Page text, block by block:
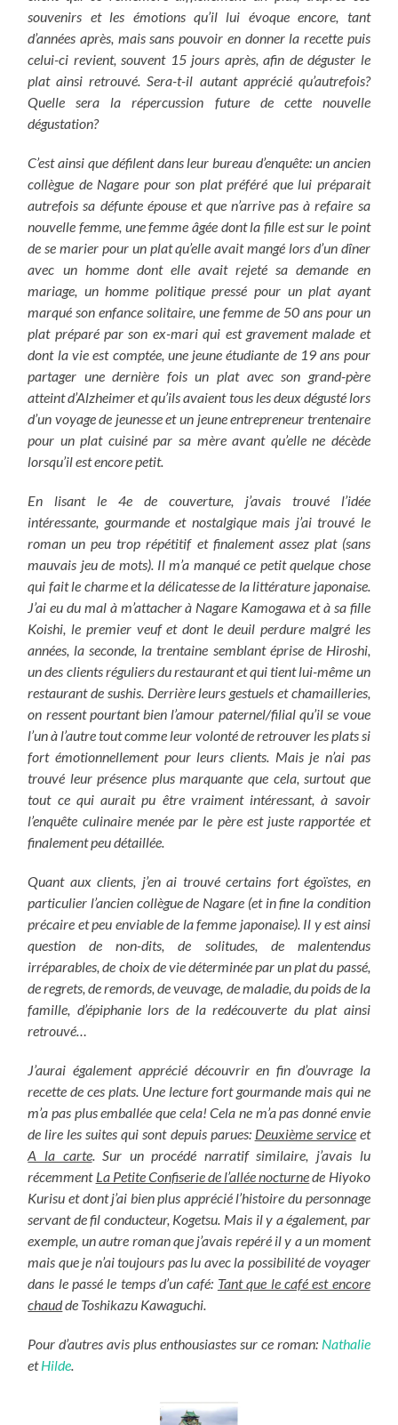
souvenirs et les émotions qu’il lui évoque encore, tant
d’années après, mais sans pouvoir en donner la recette puis
celui-ci revient, souvent 15 jours après, afin de déguster le
plat ainsi retrouvé. Sera-t-il autant apprécié qu’autrefois?
Quelle sera la répercussion future de cette nouvelle
dégustation?
C’est ainsi que défilent dans leur bureau d’enquête: un ancien
collègue de Nagare pour son plat préféré que lui préparait
autrefois sa défunte épouse et que n’arrive pas à refaire sa
nouvelle femme, une femme âgée dont la fille est sur le point
de se marier pour un plat qu’elle avait mangé lors d’un dîner
avec un homme dont elle avait rejeté sa demande en
mariage, un homme politique pressé pour un plat ayant
marqué son enfance solitaire, une femme de 50 ans pour un
plat préparé par son ex-mari qui est gravement malade et
dont la vie est comptée, une jeune étudiante de 19 ans pour
partager une dernière fois un plat avec son grand-père
atteint d’Alzheimer et qu’ils avaient tous les deux dégusté lors
d’un voyage de jeunesse et un jeune entrepreneur trentenaire
pour un plat cuisiné par sa mère avant qu’elle ne décède
lorsqu’il est encore petit.
En lisant le 4e de couverture, j’avais trouvé l’idée
intéressante, gourmande et nostalgique mais j’ai trouvé le
roman un peu trop répétitif et finalement assez plat (sans
mauvais jeu de mots). Il m’a manqué ce petit quelque chose
qui fait le charme et la délicatesse de la littérature japonaise.
J’ai eu du mal à m’attacher à Nagare Kamogawa et à sa fille
Koishi, le premier veuf et dont le deuil perdure malgré les
années, la seconde, la trentaine semblant éprise de Hiroshi,
un des clients réguliers du restaurant et qui tient lui-même un
restaurant de sushis. Derrière leurs gestuels et chamailleries,
on ressent pourtant bien l’amour paternel/filial qu’il se voue
l’un à l’autre tout comme leur volonté de retrouver les plats si
fort émotionnellement pour leurs clients. Mais je n’ai pas
trouvé leur présence plus marquante que cela, surtout que
tout ce qui aurait pu être vraiment intéressant, à savoir
l’enquête culinaire menée par le père est juste rapportée et
finalement peu détaillée.
Quant aux clients, j’en ai trouvé certains fort égoïstes, en
particulier l’ancien collègue de Nagare (et in fine la condition
précaire et peu enviable de la femme japonaise). Il y est ainsi
question de non-dits, de solitudes, de malentendus
irréparables, de choix de vie déterminée par un plat du passé,
de regrets, de remords, de veuvage, de maladie, du poids de la
famille, d’épiphanie lors de la redécouverte du plat ainsi
retrouvé…
J’aurai également apprécié découvrir en fin d’ouvrage la
recette de ces plats. Une lecture fort gourmande mais qui ne
m’a pas plus emballée que cela! Cela ne m’a pas donné envie
de lire les suites qui sont depuis parues: Deuxième serviceet
A la carte. Sur un procédé narratif similaire, j’avais lu
récemment La Petite Confiserie de l’allée nocturnede Hiyoko
Kurisu et dont j’ai bien plus apprécié l’histoire du personnage
servant de fil conducteur, Kogetsu. Mais il y a également, par
exemple, un autre roman que j’avais repéré il y a un moment
mais que je n’ai toujours pas lu avec la possibilité de voyager
dans le passé le temps d’un café: Tant que le café est encore
chaudde Toshikazu Kawaguchi.
Pour d’autres avis plus enthousiastes sur ce roman: Nathalie
etHilde.